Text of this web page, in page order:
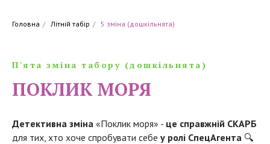
Головна / Літній табір / 5 зміна (дошкільнята)
П'ята зміна табору (дошкільнята)
ПОКЛИК МОРЯ
Детективна зміна «Поклик моря» - це справжній СКАРБ
для тих, хто хоче спробувати себе у ролі СпецАгента 🔍